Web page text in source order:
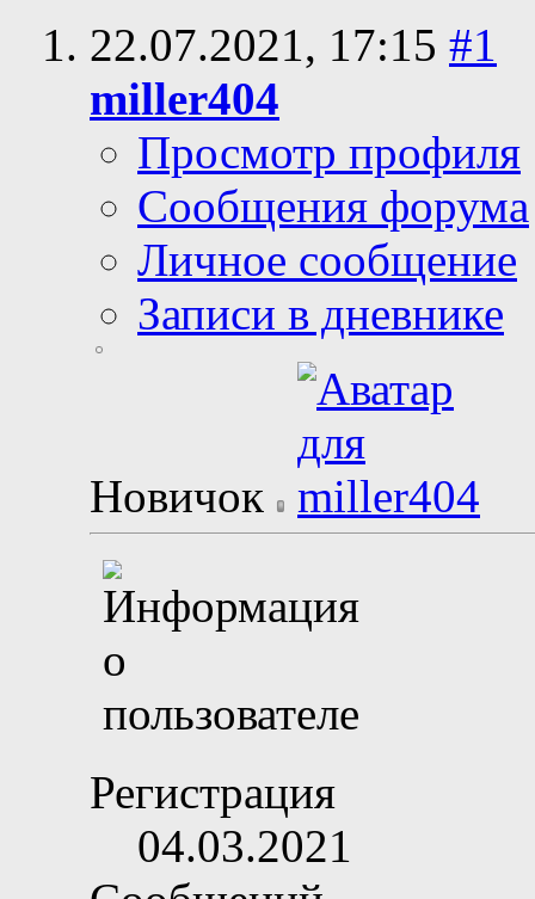
22.07.2021, 17:15 #1
miller404
Просмотр профиля
Сообщения форума
Личное сообщение
Записи в дневнике
Новичок
Регистрация
04.03.2021